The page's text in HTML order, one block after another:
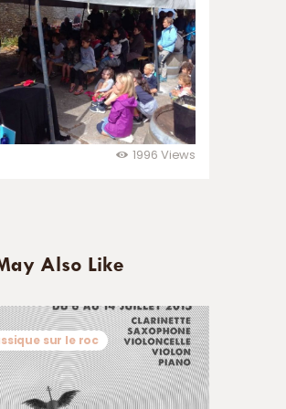
1996 Views
Also Like
sur le roc